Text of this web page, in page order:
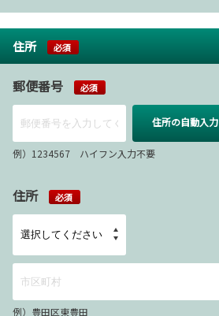
住所 必須
郵便番号 必須
住所の自動入力
例）1234567 ハイフン入力不要
住所 必須
例）豊田区東豊田